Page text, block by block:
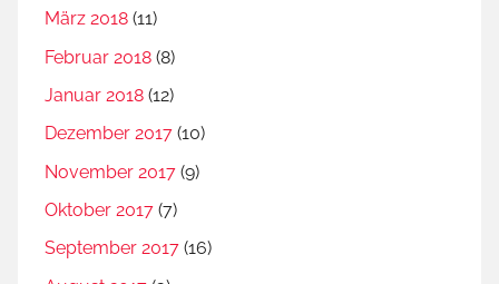
März 2018 (11)
Februar 2018 (8)
Januar 2018 (12)
Dezember 2017 (10)
November 2017 (9)
Oktober 2017 (7)
September 2017 (16)